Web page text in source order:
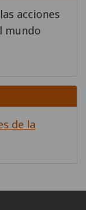
acciones
mundo
de la